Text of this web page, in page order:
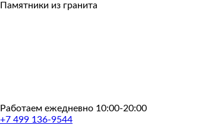
Пропустить
Памятники из гранита
Работаем ежедневно 10:00-20:00
+7 499 136-9544